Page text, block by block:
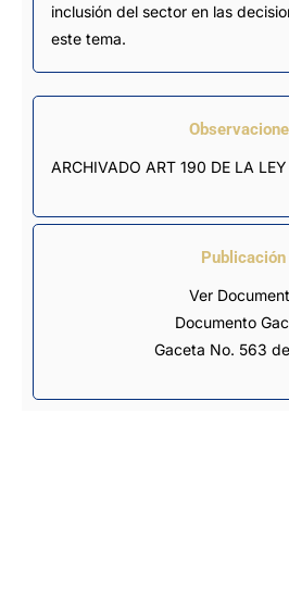
inclusión del sector en las
este tema.
ARCHIVADO ART 190 DE LA
Publicación
Ver
Documento
Gaceta No. 563